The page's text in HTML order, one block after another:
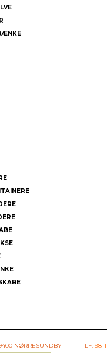
NØRRESUNDBY TLF. 9811